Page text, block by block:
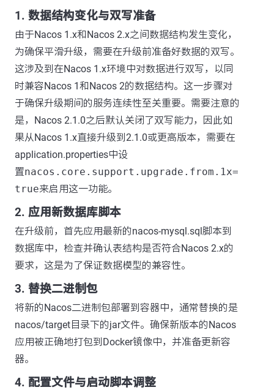
1. 数据结构变化与双写准备
由于Nacos 1.x和Nacos 2.x之间数据结构发生变化，
为确保平滑升级，需要在升级前准备好数据的双写。
这涉及到在Nacos 1.x环境中对数据进行双写，以同
时兼容Nacos 1和Nacos 2的数据结构。这一步骤对
于确保升级期间的服务连续性至关重要。需要注意的
是，Nacos 2.1.0之后默认关闭了双写能力，因此如
果从Nacos 1.x直接升级到2.1.0或更高版本，需要在
application.properties中设
置nacos.core.support.upgrade.from.1x=
true来启用这一功能。
2. 应用新数据库脚本
在升级前，首先应用最新的nacos-mysql.sql脚本到
数据库中，检查并确认表结构是否符合Nacos 2.x的
要求，这是为了保证数据模型的兼容性。
3. 替换二进制包
将新的Nacos二进制包部署到容器中，通常替换的是
nacos/target目录下的jar文件。确保新版本的Nacos
应用被正确地打包到Docker镜像中，并准备更新容
器。
4. 配置文件与启动脚本调整